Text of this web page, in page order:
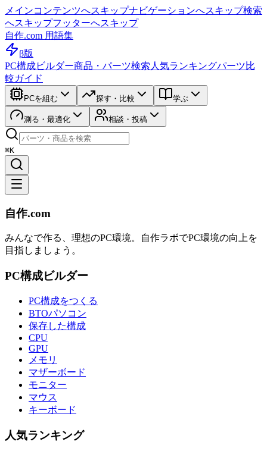
メインコンテンツへスキップナビゲーションへスキップ検索
へスキップフッターへスキップ
自作.com 用語集
β版
PC構成ビルダー商品・パーツ検索 人気ランキングパーツ比
較ガイド
PCを組む 探す・比較 学ぶ
測る・最適化 相談・投稿
⌘K
自作.com
みんなで作る、理想のPC環境。 自作ラボでPC環境の向上を
目指しましょう。
PC構成ビルダー
PC構成をつくる
BTOパソコン
保存した構成
CPU
GPU
メモリ
マザーボード
モニター
マウス
キーボード
人気ランキング